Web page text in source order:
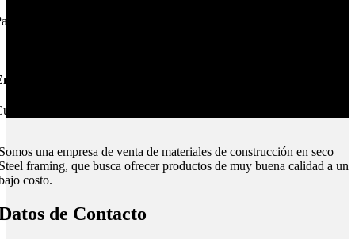
online en nuestra web.
Montevideo e Interior.
todo el país.
una empresa de venta de materiales de construcción en seco
framing, que busca ofrecer productos de muy buena calidad a un
costo.
de Contacto